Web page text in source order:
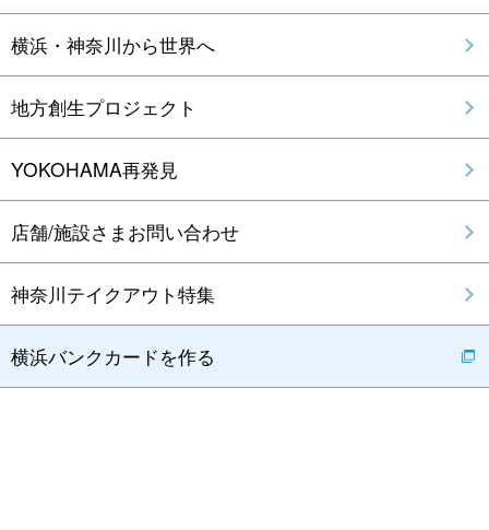
横浜・神奈川から世界へ
地方創生プロジェクト
YOKOHAMA再発見
店舗/施設さまお問い合わせ
神奈川テイクアウト特集
横浜バンクカードを作る